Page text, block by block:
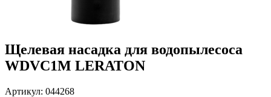
Щелевая насадка для водопылесоса
WDVC1M LERATON
Артикул: 044268